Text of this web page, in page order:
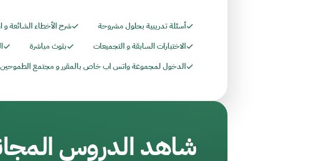
أسئلة تدريبية بحلول مشروحة شرح الأخطاء الشائعة و
الاختبارات السابقة و التجميعات
بثوث مباشرة
الدخول لمجموعة واتس اب خاص بالمقرر و مجتمع الطموحين
شاهد الدروس